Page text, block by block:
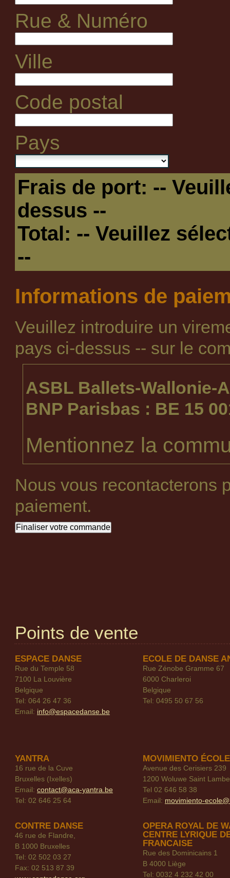
Rue & Numéro
Ville
Code postal
Pays
Frais de port: --
dessus --
Total: -- Veuillez
--
Informations de
Veuillez introduire un
pays ci-dessus -- sur le
ASBL Ballets-Wallonie-
BNP Parisbas : BE 15
Mentionnez la
Nous vous recontacterons
paiement.
Points de vente
ESPACE DANSE
Rue du Temple 58
7100 La Louvière
Belgique
Tel: 064 26 47 36
Email: info@espacedanse.be
ECOLE DE DANSE
Rue Zénobe Gramme 67
6000 Charleroi
Belgique
Tel: 0495 50 67 56
YANTRA
16 rue de la Cuve
Bruxelles (Ixelles)
Email: contact@aca-yantra.be
Tel: 02 646 25 64
MOVIMIENTO
Avenue des Cerisiers 239
1200 Woluwe Saint
Tel 02 646 58 38
Email: movimiento-
CONTRE DANSE
46 rue de Flandre,
B 1000 Bruxelles
Tel: 02 502 03 27
Fax: 02 513 87 39
OPERA ROYAL DE
CENTRE LYRIQUE
FRANCAISE
Rue des Dominicains 1
B 4000 Liège
Tel: 0032 4 232 42 00